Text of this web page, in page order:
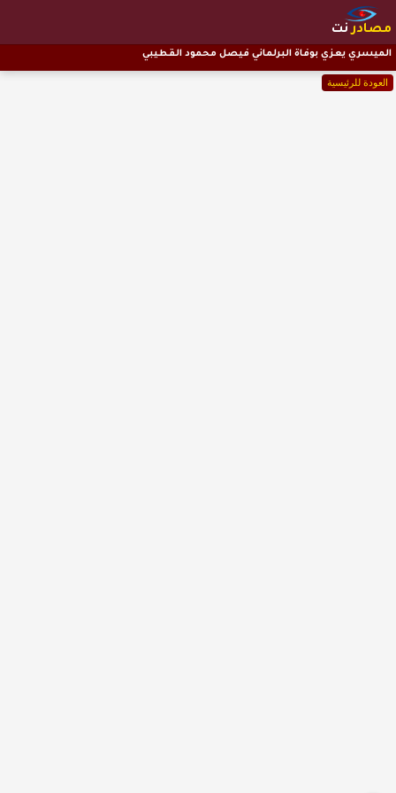
مصادرنت
العودة للرئيسية
الميسري يعزي بوفاة البرلماني فيصل محمود القطيبي